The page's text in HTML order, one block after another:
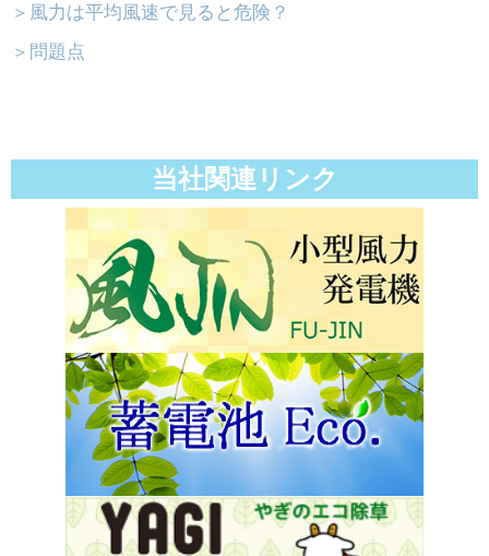
＞風力は平均風速で見ると危険？
＞問題点
当社関連リンク